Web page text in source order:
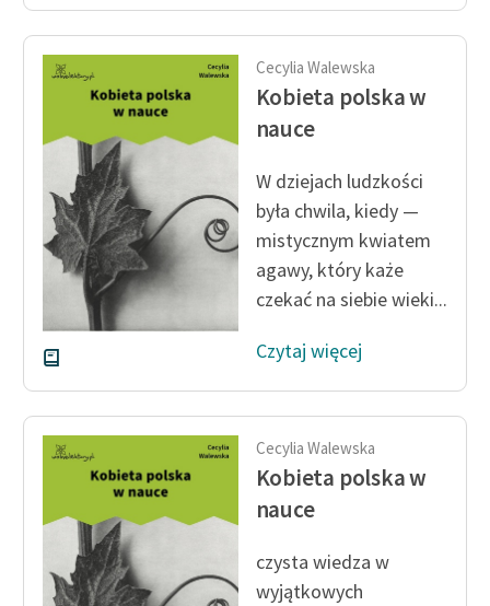
Kontakt
O projekcie
Zespół
Zasady wykorzystania
Wolnych Lektur
Logotypy
Materiały promocyjne
Polityka prywatności
Regulamin biblioteki
Dane fundacji i
sprawozdania finansowe
Regulamin darowizn
Informacja o treściach
wrażliwych
Cecylia Walewska
Kobieta polska w
nauce
W dziejach ludzkości
była chwila, kiedy —
mistycznym kwiatem
agawy, który każe
czekać na siebie wieki...
Czytaj więcej
Cecylia Walewska
Kobieta polska w
nauce
czysta wiedza w
wyjątkowych